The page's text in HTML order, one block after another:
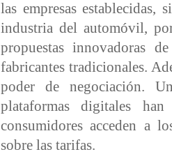
las empresas
industria del automóvil,
propuestas innovadoras
fabricantes tradicionales.
poder de negociación.
plataformas digitales
consumidores acceden a
sobre las tarifas.